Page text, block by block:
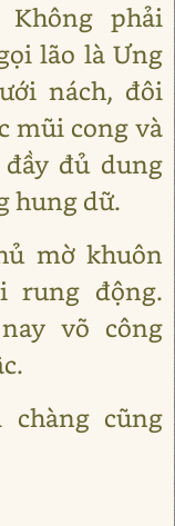
phải
lão là Ưng
nách, đôi
mũi cong và
đủ dung
hung dữ.
mờ khuôn
rung động.
võ công
cũng